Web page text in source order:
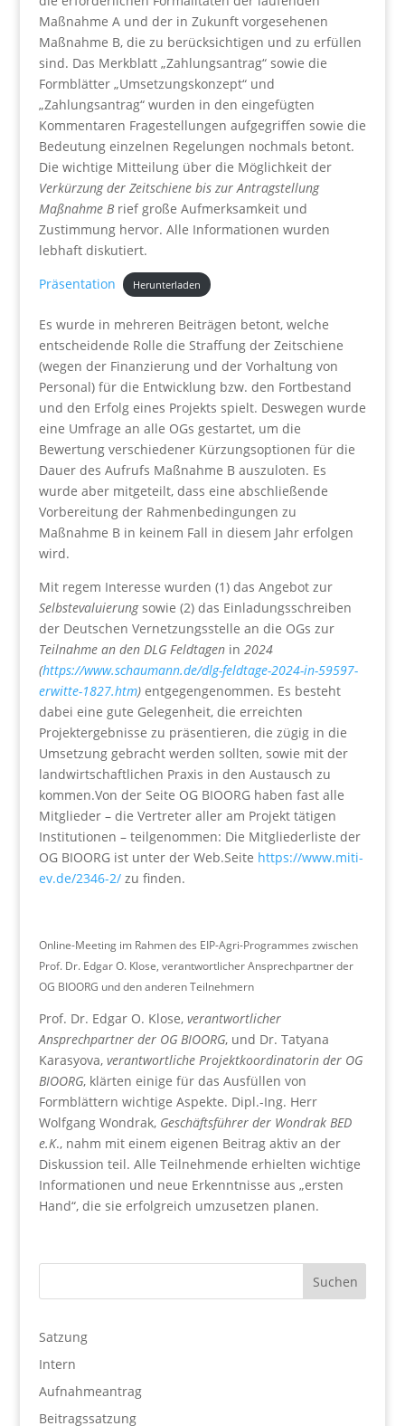
Maßnahme A und der in Zukunft vorgesehenen
Maßnahme B, die zu berücksichtigen und zu erfüllen
sind. Das Merkblatt „Zahlungsantrag“ sowie die
Formblätter „Umsetzungskonzept“ und
„Zahlungsantrag“ wurden in den eingefügten
Kommentaren Fragestellungen aufgegriffen sowie die
Bedeutung einzelnen Regelungen nochmals betont.
Die wichtige Mitteilung über die Möglichkeit der
Verkürzung der Zeitschiene bis zur Antragstellung
Maßnahme Brief große Aufmerksamkeit und
Zustimmung hervor. Alle Informationen wurden
lebhaft diskutiert.
Präsentation
Herunterladen
Es wurde in mehreren Beiträgen betont, welche
entscheidende Rolle die Straffung der Zeitschiene
(wegen der Finanzierung und der Vorhaltung von
Personal) für die Entwicklung bzw. den Fortbestand
und den Erfolg eines Projekts spielt. Deswegen wurde
eine Umfrage an alle OGs gestartet, um die
Bewertung verschiedener Kürzungsoptionen für die
Dauer des Aufrufs Maßnahme B auszuloten. Es
wurde aber mitgeteilt, dass eine abschließende
Vorbereitung der Rahmenbedingungen zu
Maßnahme B in keinem Fall in diesem Jahr erfolgen
wird.
Mit regem Interesse wurden (1) das Angebot zur
Selbstevaluierungsowie (2) das Einladungsschreiben
der Deutschen Vernetzungsstelle an die OGs zur
Teilnahme an den DLG Feldtagen in 2024
(https://www.schaumann.de/dlg-feldtage-2024-in-59597-
erwitte-1827.htm)entgegengenommen. Es besteht
dabei eine gute Gelegenheit, die erreichten
Projektergebnisse zu präsentieren, die zügig in die
Umsetzung gebracht werden sollten, sowie mit der
landwirtschaftlichen Praxis in den Austausch zu
kommen.Von der Seite OG BIOORG haben fast alle
Mitglieder – die Vertreter aller am Projekt tätigen
Institutionen – teilgenommen: Die Mitgliederliste der
OG BIOORG ist unter der Web.Seite https://www.miti-
ev.de/2346-2/zu finden.
Online-Meeting im Rahmen des EIP-Agri-Programmes zwischen
Prof. Dr. Edgar O. Klose, verantwortlicher Ansprechpartner der
OG BIOORG und den anderen Teilnehmern
Prof. Dr. Edgar O. Klose, verantwortlicher
Ansprechpartner der OG BIOORG, und Dr. Tatyana
Karasyova, verantwortliche Projektkoordinatorin der OG
BIOORG, klärten einige für das Ausfüllen von
Formblättern wichtige Aspekte. Dipl.-Ing. Herr
Wolfgang Wondrak, Geschäftsführer der Wondrak BED
e.K., nahm mit einem eigenen Beitrag aktiv an der
Diskussion teil. Alle Teilnehmende erhielten wichtige
Informationen und neue Erkenntnisse aus „ersten
Hand“, die sie erfolgreich umzusetzen planen.
Satzung
Intern
Aufnahmeantrag
Beitragssatzung